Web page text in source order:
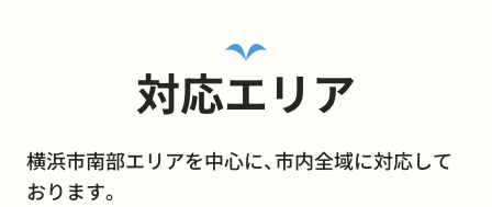
対応エリア
横浜市南部エリアを中心に、市内全域に対応して
おります。